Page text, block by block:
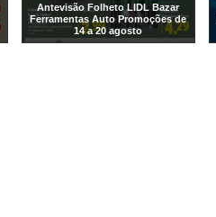
Antevisão Folheto LIDL Bazar
Ferramentas Auto Promoções de
14 a 20 agosto